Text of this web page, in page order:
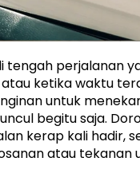
tengah perjalanan
ketika waktu
untuk
begitu saja.
kerap kali hadir,
atau tekanan